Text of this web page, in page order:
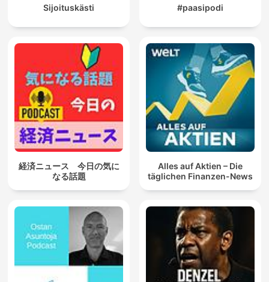
Sijoituskästi #paasipodi
経済ニュース 今日の気に
なる話題
Alles auf Aktien – Die
täglichen Finanzen-News